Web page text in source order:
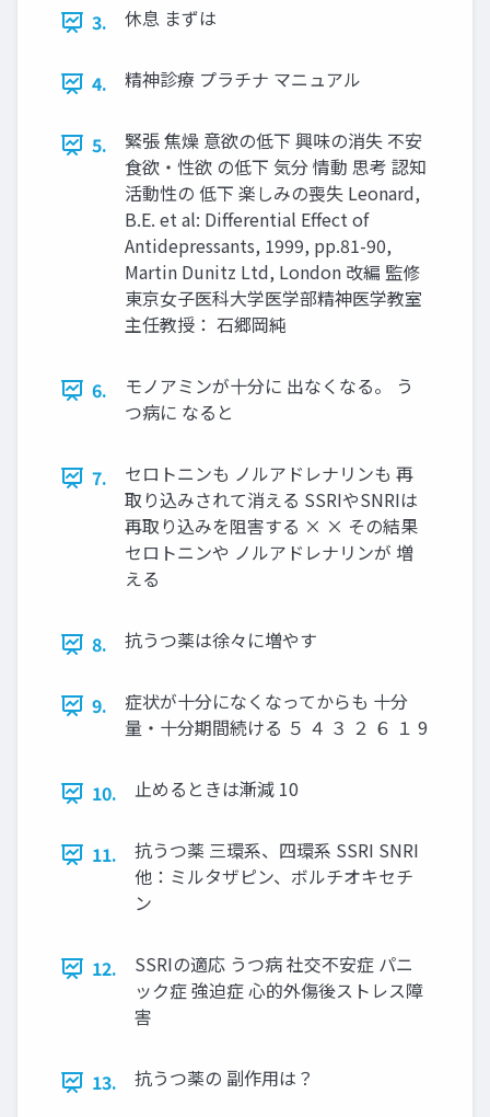
3. 休息 まずは
4. 精神診療 プラチナ マニュアル
5.
緊張 焦燥 意欲の低下 興味の消失 不安
食欲・性欲 の低下 気分 情動 思考 認知
活動性の 低下 楽しみの喪失 Leonard,
B.E. et al: Differential Effect of
Antidepressants, 1999, pp.81-90,
Martin Dunitz Ltd, London 改編 監修
東京女子医科大学医学部精神医学教室
主任教授： 石郷岡純
6.
モノアミンが十分に 出なくなる。 う
つ病に なると
7.
セロトニンも ノルアドレナリンも 再
取り込みされて消える SSRIやSNRIは
再取り込みを阻害する × × その結果
セロトニンや ノルアドレナリンが 増
える
8. 抗うつ薬は徐々に増やす
9.
症状が十分になくなってからも 十分
量・十分期間続ける ５ ４ ３ ２ ６ １ 9
10. 止めるときは漸減 10
11.
抗うつ薬 三環系、四環系 SSRI SNRI
他：ミルタザピン、ボルチオキセチ
ン
12.
SSRIの適応 うつ病 社交不安症 パニ
ック症 強迫症 心的外傷後ストレス障
害
13. 抗うつ薬の 副作用は？